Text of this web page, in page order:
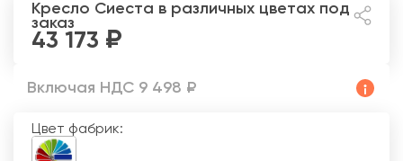
Кресло Сиеста в различных цветах под
заказ
43 173
Включая НДС 9 498 ₽
Цвет фабрик: